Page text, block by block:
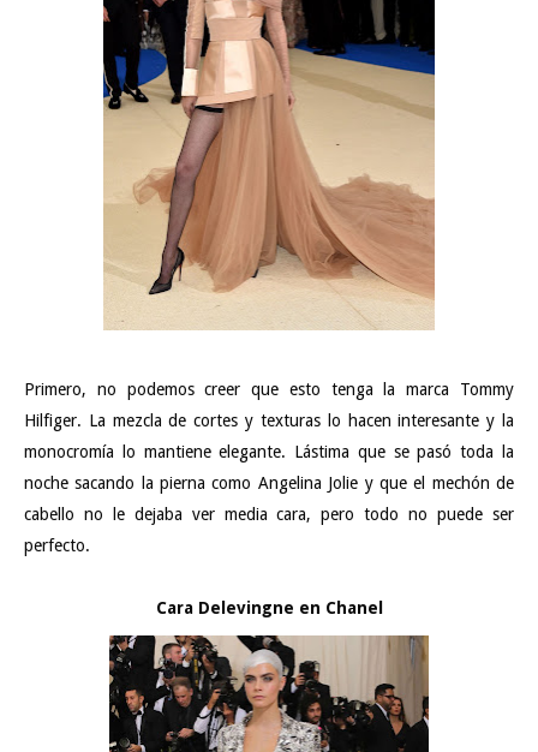
Primero, no podemos creer que esto tenga la marca Tommy
Hilfiger. La mezcla de cortes y texturas lo hacen interesante y la
monocromía lo mantiene elegante. Lástima que se pasó toda la
noche sacando la pierna como Angelina Jolie y que el mechón de
cabello no le dejaba ver media cara, pero todo no puede ser
perfecto.
Cara Delevingne en Chanel